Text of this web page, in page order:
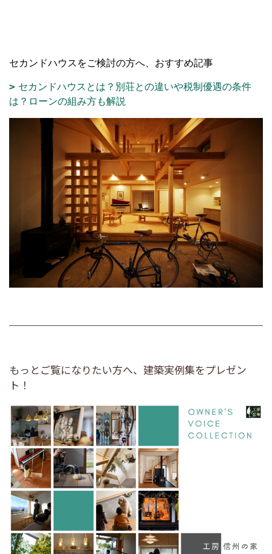
セカンドハウスをご検討の方へ、おすすめ記事
セカンドハウスとは？別荘との違いや税制優遇の条件
は？ローンの組み方も解説
もっとご覧になりたい方へ、建築実例集をプレゼン
ト！